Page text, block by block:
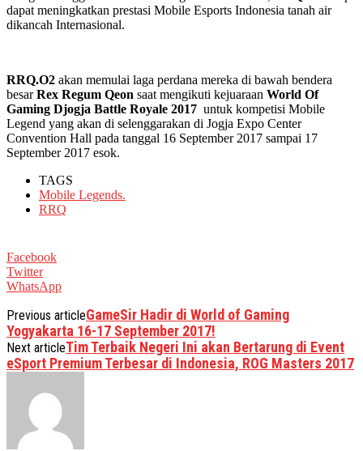
dapat meningkatkan prestasi Mobile Esports Indonesia tanah air
dikancah Internasional.
RRQ.O2 akan memulai laga perdana mereka di bawah bendera
besarRex Regum Qeon saat mengikuti kejuaraan World Of
Gaming Djogja Battle Royale 2017 untuk kompetisi Mobile
Legend yang akan di selenggarakan di Jogja Expo Center
Convention Hall pada tanggal 16 September 2017 sampai 17
September 2017 esok.
TAGS
Mobile Legends.
RRQ
Facebook
Twitter
WhatsApp
Previous articleGameSir Hadir di World of Gaming
Yogyakarta 16-17 September 2017!
Next articleTim Terbaik Negeri Ini akan Bertarung di Event
eSport Premium Terbesar di Indonesia, ROG Masters 2017